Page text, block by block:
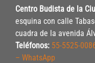
Centro Budista de la
esquina con calle
cuadra de la avenida
Teléfonos: 55-5525-
– WhatsApp